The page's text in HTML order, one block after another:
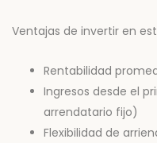
Ventajas de invertir en
Rentabilidad
Ingresos desde el
arrendatario fijo)
Flexibilidad de